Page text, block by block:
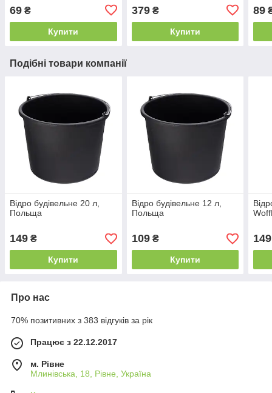
69 ₴
Купити
379₴
Купити
89
Подібні товари компанії
Відро будівельне 20 л,
Польща
149 ₴
Купити
Відро будівельне 12 л,
Польща
109₴
Купити
149
Про нас
70% позитивних з 383 відгуків за рік
Працює з 22.12.2017
м. Рівне
Млинівська, 18, Рівне, Україна